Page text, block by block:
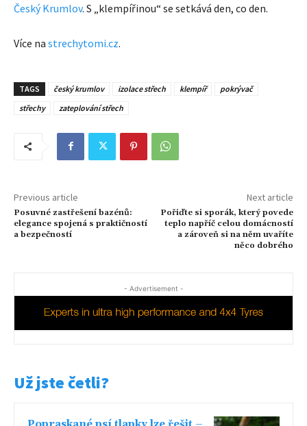
Český Krumlov. S „klempířinou“ se setkává den, co den.
Více na strechytomi.cz.
TAGS český krumlov izolace střech klempíř
pokrývač
střechy
zateplování střech
Previous article
Posuvné zastřešení bazénů:
elegance spojená s praktičností
a bezpečností
Next article
Pořiďte si sporák, který povede
teplo napříč celou domácností
a zároveň si na něm uvaříte
něco dobrého
- Advertisement -
Už jste četli?